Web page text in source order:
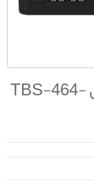
ذخیره ساز تحت شبکه کیونپ مدل TBS-464-